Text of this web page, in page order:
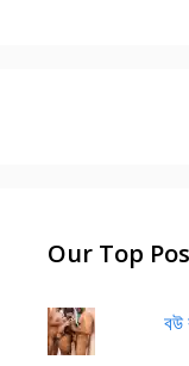
Our Top
বউ